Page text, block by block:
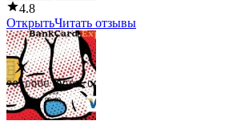
4.8
ОткрытьЧитать отзывы